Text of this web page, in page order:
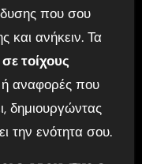
που σου
και ανήκειν. Τα
τοίχους
αναφορές που
δημιουργώντας
την ενότητα σου.